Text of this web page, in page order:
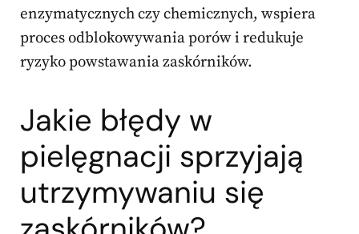
enzymatycznych czy chemicznych, wspiera
proces odblokowywania porów i redukuje
ryzyko powstawania zaskórników.
Jakie błędy w
pielęgnacji sprzyjają
utrzymywaniu się